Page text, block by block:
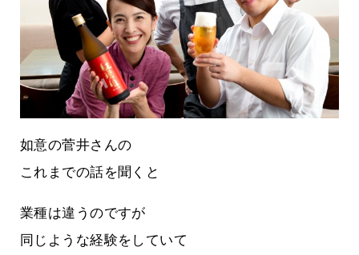
如意の菅井さんの
これまでの話を聞くと
業種は違うのですが
同じような経験をしていて